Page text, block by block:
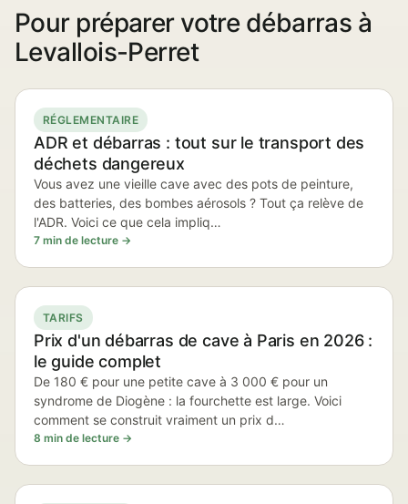
Pour préparer votre débarras à
Levallois-Perret
RÉGLEMENTAIRE
ADR et débarras : tout sur le transport des
déchets dangereux
Vous avez une vieille cave avec des pots de peinture,
des batteries, des bombes aérosols ? Tout ça relève de
l'ADR. Voici ce que cela impliq…
7 min de lecture →
TARIFS
Prix d'un débarras de cave à Paris en 2026 :
le guide complet
De 180 € pour une petite cave à 3 000 € pour un
syndrome de Diogène : la fourchette est large. Voici
comment se construit vraiment un prix d…
8 min de lecture →